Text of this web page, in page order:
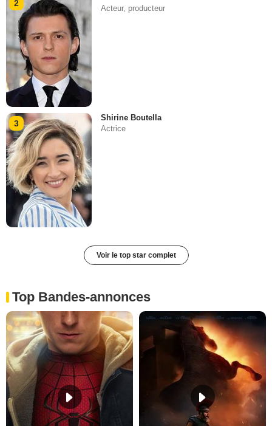
2
Acteur, producteur
3
Shirine Boutella
Actrice
Voir le top star complet
Top Bandes-annonces